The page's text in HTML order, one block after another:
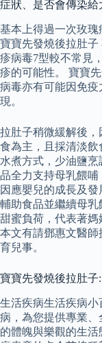
症狀、是否會傳染給
基本上得過一次玫瑰
寶寶先發燒後拉肚
疹病毒7型較不常見
疹的可能性。 寶寶
病毒亦有可能因免
現。
拉肚子稍微緩解後
食為主，且採清淡飲
水煮方式，少油鹽
品全力支持母乳餵哺
因應嬰兒的成長及
輔助食品並繼續母
甜蜜負荷，代表著媽
本文有請鄧惠文醫
育兒事。
寶寶先發燒後拉肚子
生活疾病生活疾病
病，為您提供專業
的體魄與樂觀的生